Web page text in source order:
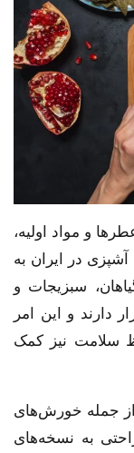
و مواد اولیه،
در ایران به
سبزیجات و
دارند و این امر
سلامت نیز کمک
از جمله خورش‌های
به نسخه‌های